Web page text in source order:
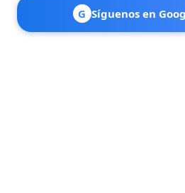
G Síguenos en